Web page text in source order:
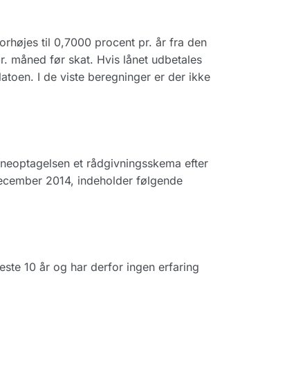
til 0,7000 procent pr. år fra den
måned før skat. Hvis lånet udbetales
I de viste beregninger er der ikke
et rådgivningsskema efter
2014, indeholder følgende
10 år og har derfor ingen erfaring